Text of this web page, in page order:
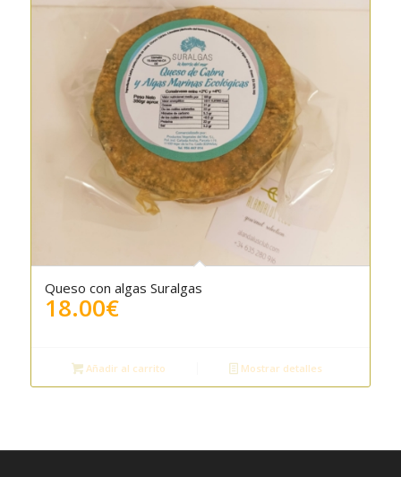
5.00
Queso con algas Suralgas
18.00€
Añadir al carrito Mostrar detalles